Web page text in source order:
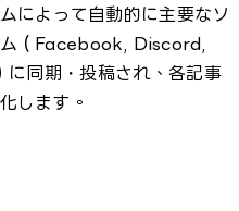
によって自動的に主要なソ
（Facebook, Discord,
同期・投稿され、各記事
します。